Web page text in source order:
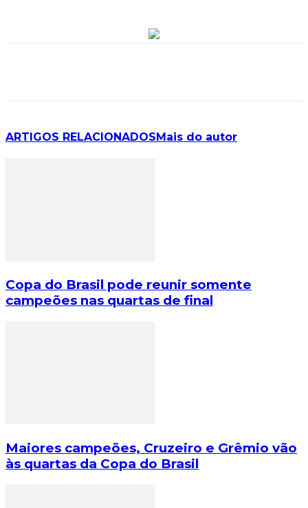
ARTIGOS RELACIONADOS Mais do autor
Copa do Brasil pode reunir somente
campeões nas quartas de final
Maiores campeões, Cruzeiro e Grêmio vão
às quartas da Copa do Brasil